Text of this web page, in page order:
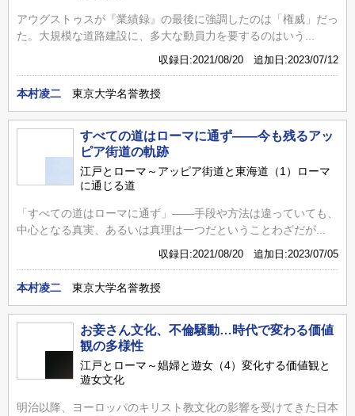
アウグストゥスが『業績録』の最後に強調したのは「権威」だっ
た。大規模な道路建設に、多大な動員力を要するのはいう...
収録日:2021/08/20 追加日:2023/07/12
本村凌二 東京大学名誉教授
すべての道はローマに通ず――今も残るアッ
ピア街道の軌跡
江戸とローマ～アッピア街道と東海道（1）ローマ
に通じる道
「すべての道はローマに通ず」――手段や方法は違っていても、
中心となる真実、あるいは真理は一つだということわざだが...
収録日:2021/08/20 追加日:2023/07/05
本村凌二 東京大学名誉教授
お妾さん文化、不倫騒動…時代で変わる価値
観の多様性
江戸とローマ～娼婦と遊女（4）変化する価値観と
遊女文化
明治以降、ヨーロッパのキリスト教文化の影響を受けてきた日本